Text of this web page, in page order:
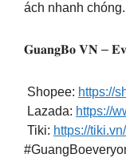
ách nhanh chóng.
𝐆𝐮𝐚𝐧𝐠𝐁𝐨 𝐕𝐍 –
Shopee: https://
Lazada: https://
Tiki: https://